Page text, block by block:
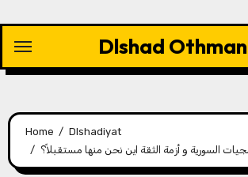
content
Dlshad Othman
Home
Dlshadiyat
السورية و أزمة الثقة اين نحن منها مستقبلاً؟